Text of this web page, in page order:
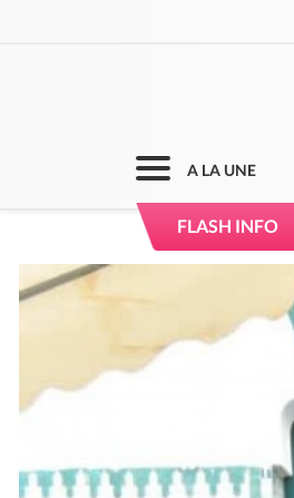
A LA UNE
FLASH INFO